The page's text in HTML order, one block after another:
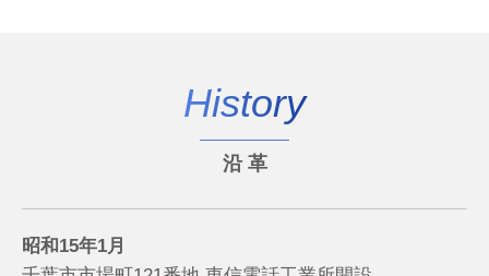
History
沿 革
昭和15年1月